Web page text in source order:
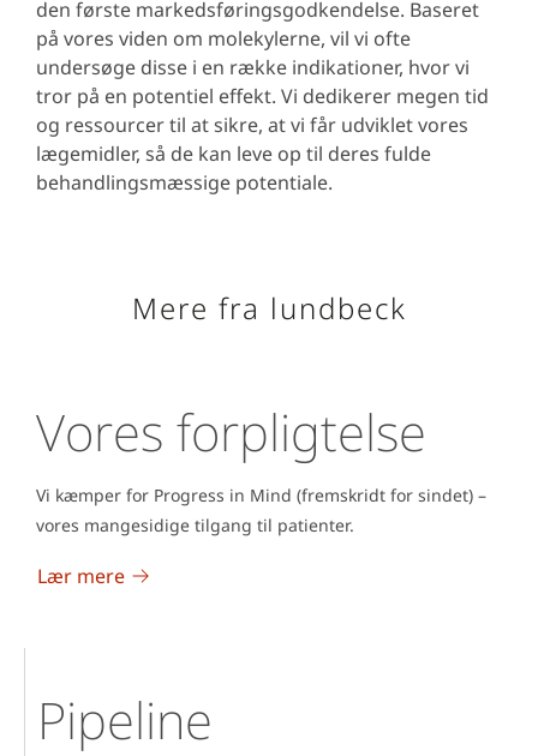
den første markedsføringsgodkendelse. Baseret
på vores viden om molekylerne, vil vi ofte
undersøge disse i en række indikationer, hvor vi
tror på en potentiel effekt. Vi dedikerer megen tid
og ressourcer til at sikre, at vi får udviklet vores
lægemidler, så de kan leve op til deres fulde
behandlingsmæssige potentiale.
Mere fra lundbeck
Vores forpligtelse
Vi kæmper for Progress in Mind (fremskridt for sindet) –
vores mangesidige tilgang til patienter.
Lær mere
Pipeline